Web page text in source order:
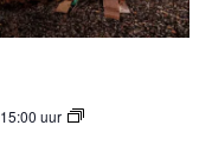
15:00 uur
Spreekuur